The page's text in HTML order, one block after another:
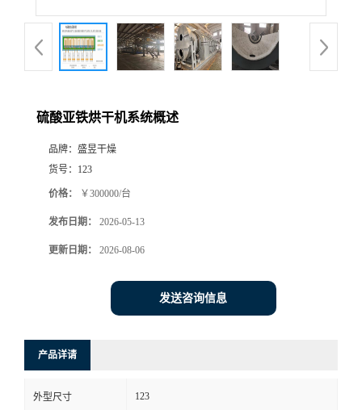
硫酸亚铁烘干机系统概述
品牌： 盛昱干燥
货号： 123
价格： ￥300000/台
发布日期： 2026-05-13
更新日期： 2026-08-06
发送咨询信息
产品详请
外型尺寸 123